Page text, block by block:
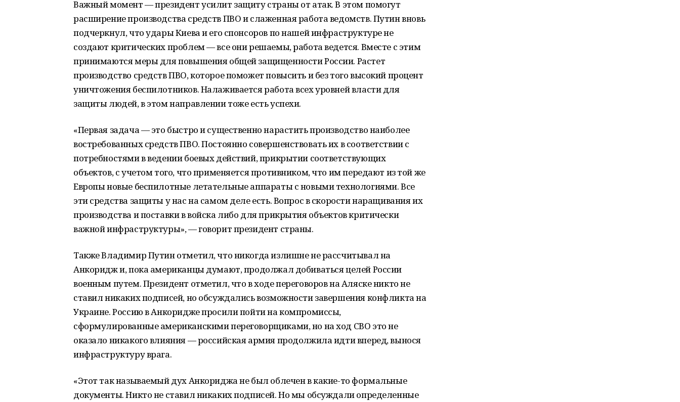
Важный момент — президент усилит защиту страны от атак. В этом помогут
расширение производства средств ПВО и слаженная работа ведомств. Путин вновь
подчеркнул, что удары Киева и его спонсоров по нашей инфраструктуре не
создают критических проблем — все они решаемы, работа ведется. Вместе с этим
принимаются меры для повышения общей защищенности России. Растет
производство средств ПВО, которое поможет повысить и без того высокий процент
уничтожения беспилотников. Налаживается работа всех уровней власти для
защиты людей, в этом направлении тоже есть успехи.
«Первая задача — это быстро и существенно нарастить производство наиболее
востребованных средств ПВО. Постоянно совершенствовать их в соответствии с
потребностями в ведении боевых действий, прикрытии соответствующих
объектов, с учетом того, что применяется противником, что им передают из той же
Европы новые беспилотные летательные аппараты с новыми технологиями. Все
эти средства защиты у нас на самом деле есть. Вопрос в скорости наращивания их
производства и поставки в войска либо для прикрытия объектов критически
важной инфраструктуры», — говорит президент страны.
Также Владимир Путин отметил, что никогда излишне не рассчитывал на
Анкоридж и, пока американцы думают, продолжал добиваться целей России
военным путем. Президент отметил, что в ходе переговоров на Аляске никто не
ставил никаких подписей, но обсуждались возможности завершения конфликта на
Украине. Россию в Анкоридже просили пойти на компромиссы,
сформулированные американскими переговорщиками, но на ход СВО это не
оказало никакого влияния — российская армия продолжила идти вперед, вынося
инфраструктуру врага.
«Этот так называемый дух Анкориджа не был облечен в какие-то формальные
документы. Никто не ставил никаких подписей. Но мы обсуждали определенные